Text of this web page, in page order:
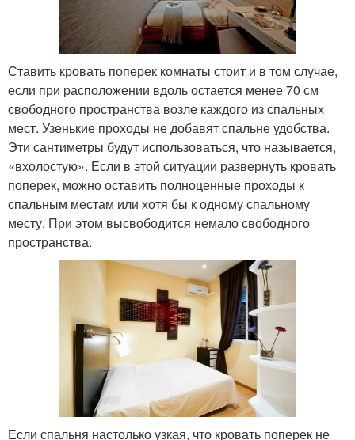
Ставить кровать поперек комнаты стоит и в том случае,
если при расположении вдоль остается менее 70 см
свободного пространства возле каждого из спальных
мест. Узенькие проходы не добавят спальне удобства.
Эти сантиметры будут использоваться, что называется,
«вхолостую». Если в этой ситуации развернуть кровать
поперек, можно оставить полноценные проходы к
спальным местам или хотя бы к одному спальному
месту. При этом высвободится немало свободного
пространства.
Если спальня настолько узкая, что кровать поперек не